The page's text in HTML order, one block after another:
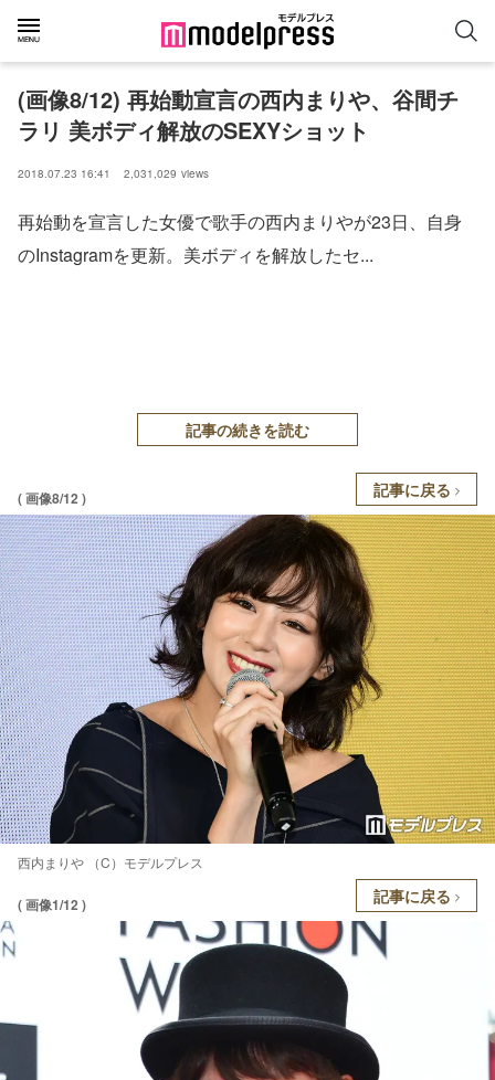
(画像8/12) 再始動宣言の西内まりや、谷間チ
ラリ 美ボディ解放のSEXYショット
2018.07.23 16:41 2,031,029 views
再始動を宣言した女優で歌手の西内まりやが23日、自身
のInstagramを更新。美ボディを解放したセ...
記事の続きを読む
( 画像8/12 ) 記事に戻る
西内まりや （C）モデルプレス
( 画像1/12 ) 記事に戻る